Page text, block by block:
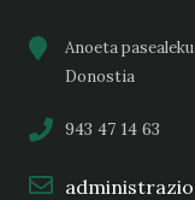
Anoeta
Donostia
943 47 14 63